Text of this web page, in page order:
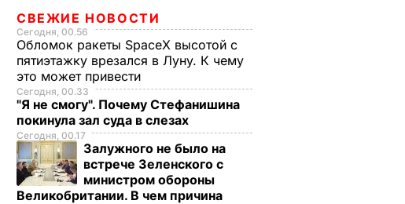
СВЕЖИЕ НОВОСТИ
Сегодня, 00.56
Обломок ракеты SpaceX высотой с
пятиэтажку врезался в Луну. К чему
это может привести
Сегодня, 00.33
"Я не смогу". Почему Стефанишина
покинула зал суда в слезах
Сегодня, 00.17
Залужного не было на
встрече Зеленского с
министром обороны
Великобритании. В чем причина